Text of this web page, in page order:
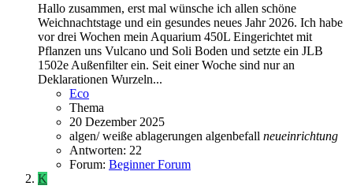
Hallo zusammen, erst mal wünsche ich allen schöne
Weichnachtstage und ein gesundes neues Jahr 2026. Ich habe
vor drei Wochen mein Aquarium 450L Eingerichtet mit
Pflanzen uns Vulcano und Soli Boden und setzte ein JLB
1502e Außenfilter ein. Seit einer Woche sind nur an
Deklarationen Wurzeln...
Eco
Thema
20 Dezember 2025
algen/ weiße ablagerungen algenbefall neueinrichtung
Antworten: 22
Forum: Beginner Forum
K